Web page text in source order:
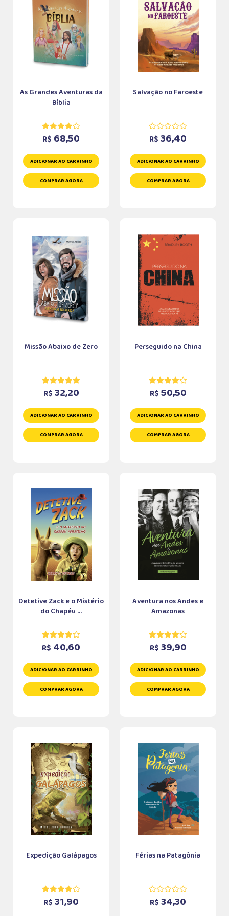
As Grandes Aventuras da
Bíblia
R$ 68,50
ADICIONAR AO CARRINHO
COMPRAR AGORA
Salvação no Faroeste
R$ 36,40
ADICIONAR AO CARRINHO
COMPRAR AGORA
Missão Abaixo de Zero
R$ 32,20
ADICIONAR AO CARRINHO
COMPRAR AGORA
Perseguido na China
R$ 50,50
ADICIONAR AO CARRINHO
COMPRAR AGORA
Detetive Zack e o Mistério
do Chapéu ...
R$ 40,60
ADICIONAR AO CARRINHO
COMPRAR AGORA
Aventura nos Andes e
Amazonas
R$ 39,90
ADICIONAR AO CARRINHO
COMPRAR AGORA
Expedição Galápagos
R$ 31,90
Férias na Patagônia
R$ 34,30